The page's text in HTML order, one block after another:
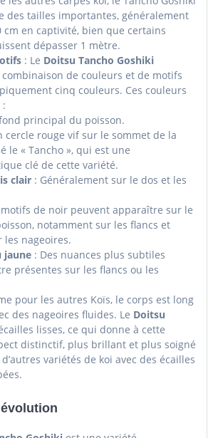
des tailles importantes, généralement
cm en captivité, bien que certains
dépasser 1 mètre.
: Le Doitsu Tancho Goshiki
de couleurs et de motifs
cinq couleurs. Ces couleurs
principal du poisson.
cercle rouge vif sur le sommet de la
le « Tancho », qui est une
clé de cette variété.
clair : Généralement sur le dos et les
motifs de noir peuvent apparaître sur le
notamment sur les flancs et
les nageoires.
jaune : Des nuances plus subtiles
présentes sur les flancs ou les
pour les autres Koïs, le corps est long
des nageoires fluides. Le Doitsu
lisses, ce qui donne à cette
distinctif, plus brillant et plus soigné
variétés de koi avec des écailles